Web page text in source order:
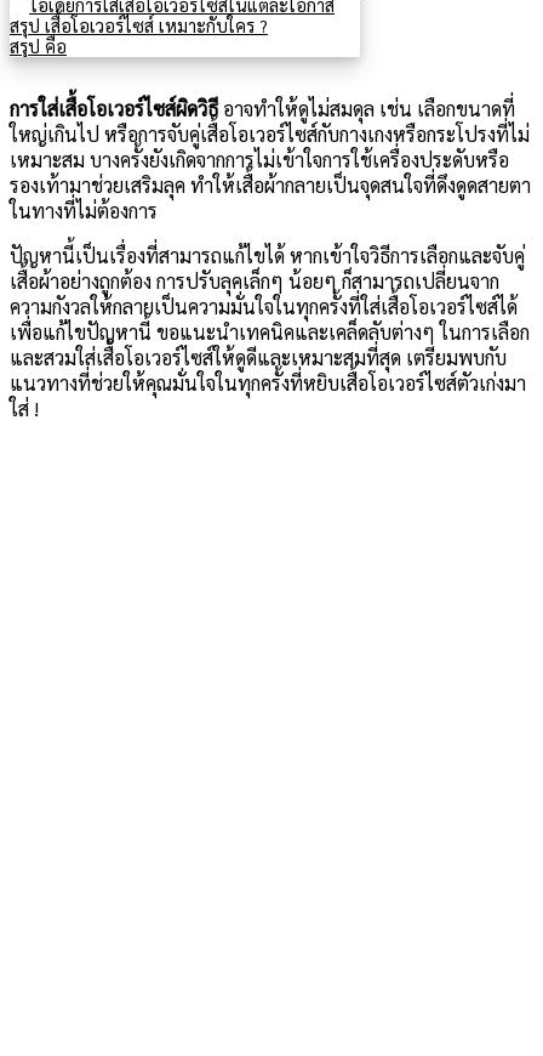
ไอเดียการใส่เสื้อโอเวอร์ไซส์ในแต่ละโอกาส
สรุป เสื้อโอเวอร์ไซส์ เหมาะกับใคร ?
สรุป คือ
การใส่เสื้อโอเวอร์ไซส์ผิดวิธีอาจทำให้ดูไม่สมดุล เช่น เลือกขนาดที่
ใหญ่เกินไป หรือการจับคู่เสื้อโอเวอร์ไซส์กับกางเกงหรือกระโปรงที่ไม่
เหมาะสม บางครั้งยังเกิดจากการไม่เข้าใจการใช้เครื่องประดับหรือ
รองเท้ามาช่วยเสริมลุค ทำให้เสื้อผ้ากลายเป็นจุดสนใจที่ดึงดูดสายตา
ในทางที่ไม่ต้องการ
ปัญหานี้เป็นเรื่องที่สามารถแก้ไขได้ หากเข้าใจวิธีการเลือกและจับคู่
เสื้อผ้าอย่างถูกต้อง การปรับลุคเล็กๆ น้อยๆ ก็สามารถเปลี่ยนจาก
ความกังวลให้กลายเป็นความมั่นใจในทุกครั้งที่ใส่เสื้อโอเวอร์ไซส์ได้
เพื่อแก้ไขปัญหานี้ ขอแนะนำเทคนิคและเคล็ดลับต่างๆ ในการเลือก
และสวมใส่เสื้อโอเวอร์ไซส์ให้ดูดีและเหมาะสมที่สุด เตรียมพบกับ
แนวทางที่ช่วยให้คุณมั่นใจในทุกครั้งที่หยิบเสื้อโอเวอร์ไซส์ตัวเก่งมา
ใส่ !